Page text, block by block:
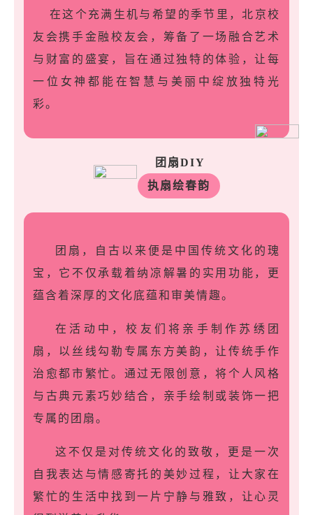
在这个充满生机与希望的季节里，北京校
友会携手金融校友会，筹备了一场融合艺术
与财富的盛宴，旨在通过独特的体验，让每
一位女神都能在智慧与美丽中绽放独特光
彩。
团扇DIY
执扇绘春韵
团扇，自古以来便是中国传统文化的瑰
宝，它不仅承载着纳凉解暑的实用功能，更
蕴含着深厚的文化底蕴和审美情趣。
在活动中，校友们将亲手制作苏绣团
扇，以丝线勾勒专属东方美韵，让传统手作
治愈都市繁忙。通过无限创意，将个人风格
与古典元素巧妙结合，亲手绘制或装饰一把
专属的团扇。
这不仅是对传统文化的致敬，更是一次
自我表达与情感寄托的美妙过程，让大家在
繁忙的生活中找到一片宁静与雅致，让心灵